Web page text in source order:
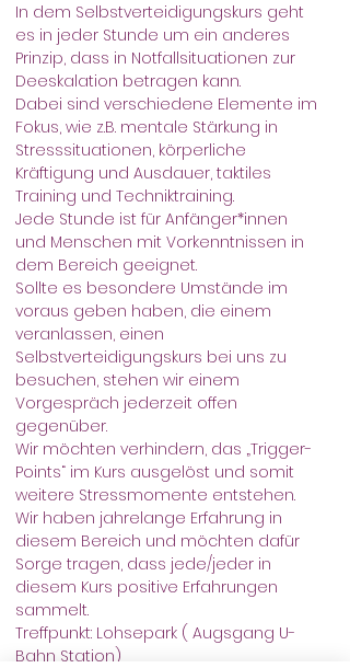
In dem Selbstverteidigungskurs geht
es in jeder Stunde um ein anderes
Prinzip, dass in Notfallsituationen zur
Deeskalation betragen kann.
Dabei sind verschiedene Elemente im
Fokus, wie z.B. mentale Stärkung in
Stresssituationen, körperliche
Kräftigung und Ausdauer, taktiles
Training und Techniktraining.
Jede Stunde ist für Anfänger*innen
und Menschen mit Vorkenntnissen in
dem Bereich geeignet.
Sollte es besondere Umstände im
voraus geben haben, die einem
veranlassen, einen
Selbstverteidigungskurs bei uns zu
besuchen, stehen wir einem
Vorgespräch jederzeit offen
gegenüber.
Wir möchten verhindern, das „Trigger-
Points“ im Kurs ausgelöst und somit
weitere Stressmomente entstehen.
Wir haben jahrelange Erfahrung in
diesem Bereich und möchten dafür
Sorge tragen, dass jede/jeder in
diesem Kurs positive Erfahrungen
sammelt.
Treffpunkt: Lohsepark ( Augsgang U-
Bahn Station)